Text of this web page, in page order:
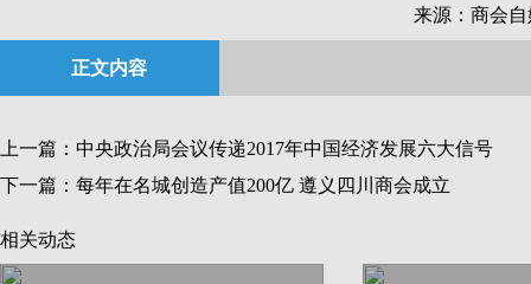
来源：商会
正文内容
上一篇： 中央政治局会议传递2017年中国经济发展六大信号
下一篇： 每年在名城创造产值200亿 遵义四川商会成立
相关动态